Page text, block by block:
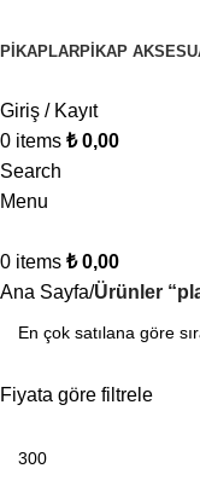
PIKAPLARPIKAP
Giriş / Kayıt
0 items ₺0,00
Search
Menu
0 items ₺0,00
Ana Sayfa Ürünler
Fiyata göre filtrele